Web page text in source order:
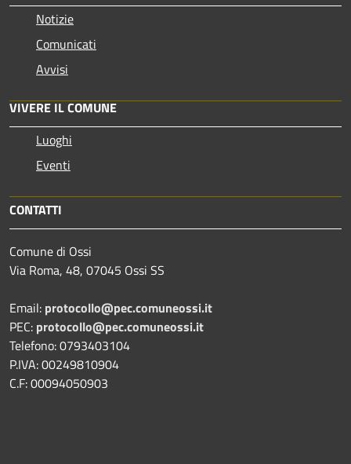
Notizie
Comunicati
Avvisi
VIVERE IL COMUNE
Luoghi
Eventi
CONTATTI
Comune di Ossi
Via Roma, 48, 07045 Ossi SS
Email: protocollo@pec.comuneossi.it
PEC: protocollo@pec.comuneossi.it
Telefono: 0793403104
P.IVA: 00249810904
C.F: 00094050903